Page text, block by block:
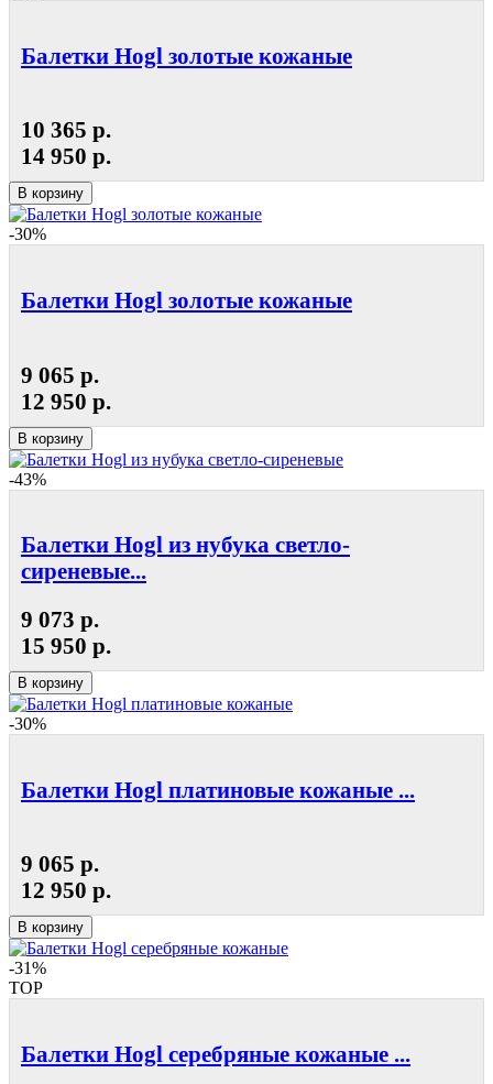
Балетки Hogl золотые кожаные
10 365 р.
14 950 р.
В корзину
-30%
Балетки Hogl золотые кожаные
9 065 р.
12 950 р.
В корзину
-43%
Балетки Hogl из нубука светло-
сиреневые...
9 073 р.
15 950 р.
В корзину
-30%
Балетки Hogl платиновые кожаные ...
9 065 р.
12 950 р.
В корзину
-31%
TOP
Балетки Hogl серебряные кожаные ...